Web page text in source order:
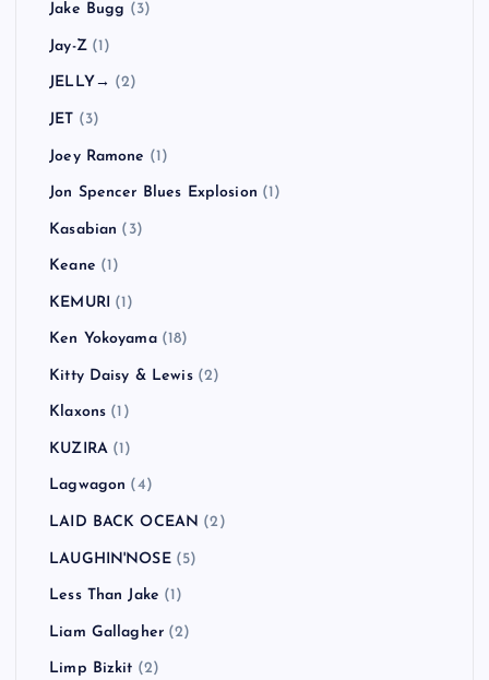
Jake Bugg (3)
Jay-Z(1)
JELLY→ (2)
JET (3)
Joey Ramone (1)
Jon Spencer Blues Explosion (1)
Kasabian (3)
Keane (1)
KEMURI (1)
Ken Yokoyama(18)
Kitty Daisy & Lewis(2)
Klaxons (1)
KUZIRA(1)
Lagwagon (4)
LAID BACK OCEAN (2)
LAUGHIN'NOSE(5)
Less Than Jake (1)
Liam Gallagher (2)
Limp Bizkit (2)